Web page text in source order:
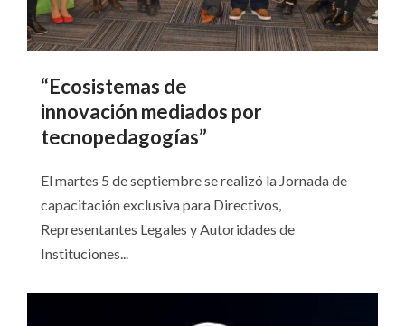
“Ecosistemas de
innovación mediados por
tecnopedagogías”
El martes 5 de septiembre se realizó la Jornada de
capacitación exclusiva para Directivos,
Representantes Legales y Autoridades de
Instituciones...